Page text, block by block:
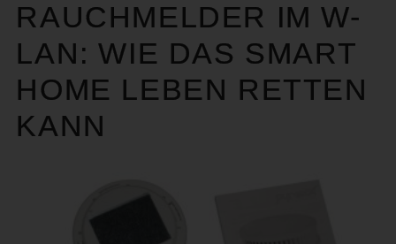
RAUCHMELDER IM W-
LAN: WIE DAS SMART
HOME LEBEN RETTEN
KANN